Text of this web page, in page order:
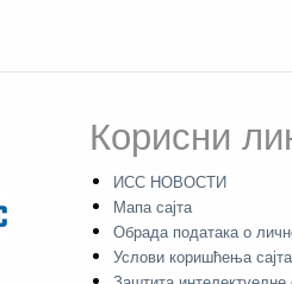
Корисни
ИСС НОВОСТИ
Мапа сајта
Обрада података о
Услови коришћења